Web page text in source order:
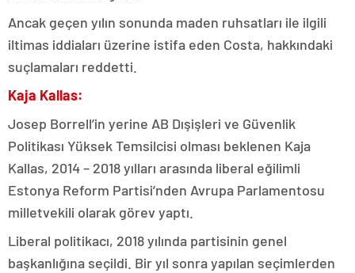
Ancak geçen yılın sonunda maden ruhsatları ile ilgili
iltimas iddiaları üzerine istifa eden Costa, hakkındaki
suçlamaları reddetti.
Kaja Kallas:
Josep Borrell’in yerine AB Dışişleri ve Güvenlik
Politikası Yüksek Temsilcisi olması beklenen Kaja
Kallas, 2014 – 2018 yılları arasında liberal eğilimli
Estonya Reform Partisi’nden Avrupa Parlamentosu
milletvekili olarak görev yaptı.
Liberal politikacı, 2018 yılında partisinin genel
başkanlığına seçildi. Bir yıl sonra yapılan seçimlerden